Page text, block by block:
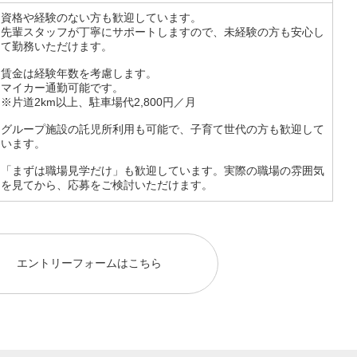
資格や経験のない方も歓迎しています。
先輩スタッフが丁寧にサポートしますので、未経験の方も安心し
て勤務いただけます。
賃金は経験年数を考慮します。
マイカー通勤可能です。
※片道2km以上、駐車場代2,800円／月
グループ施設の託児所利用も可能で、子育て世代の方も歓迎して
います。
「まずは職場見学だけ」も歓迎しています。実際の職場の雰囲気
を見てから、応募をご検討いただけます。
エントリーフォームはこちら